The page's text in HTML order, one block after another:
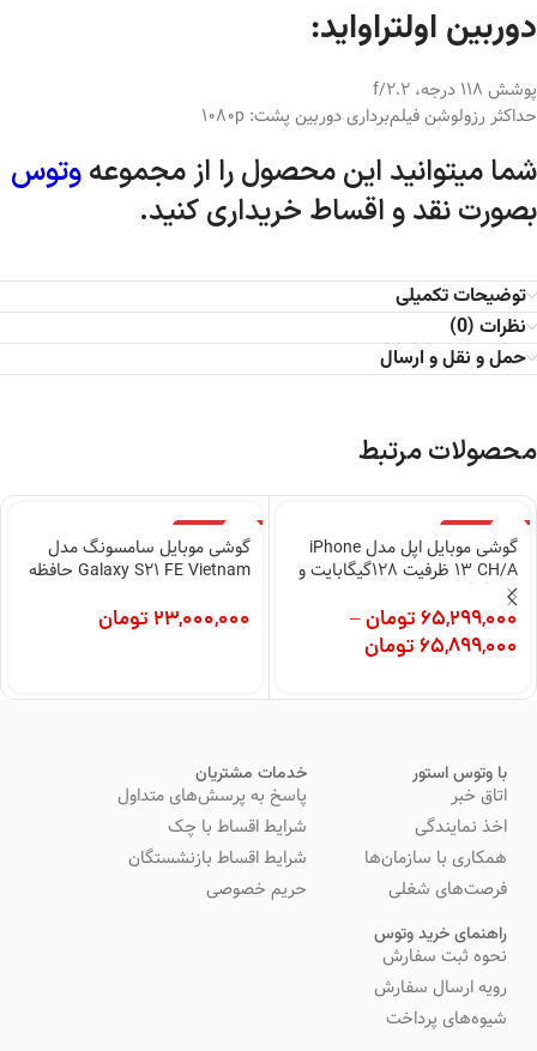
دوربین اولتراواید:
پوشش 118 درجه، f/2.2
حداکثر رزولوشن فیلم‌برداری دوربین پشت: 1080p
شما میتوانید این محصول را از مجموعهوتوس
بصورت نقد و اقساط خریداری کنید.
توضیحات تکمیلی
نظرات (0)
حمل و نقل و ارسال
محصولات مرتبط
گوشی موبایل اپل مدل iPhone
13 CH/A ظرفیت 128گیگابایت و
رم 4گیگابایت
65,299,000تومان–
65,899,000تومان
گوشی موبایل سامسونگ مدل
Galaxy S21 FE Vietnam حافظه
23,000,000 تومان
با وتوس استور
اتاق خبر
اخذ نمایندگی
همکاری با سازمان‌ها
فرصت‌های شغلی
خدمات مشتریان
پاسخ به پرسش‌های متداول
شرایط اقساط با چک
شرایط اقساط بازنشستگان
حریم خصوصی
راهنمای خرید وتوس
نحوه ثبت سفارش
رویه ارسال سفارش
شیوه‌های پرداخت